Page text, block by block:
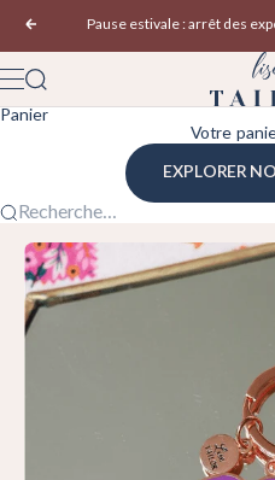
PrécédentPause estivale : arrêt des
Lise
Menu
Recherche
Panier
Votre
EXPLORER
Recherche...